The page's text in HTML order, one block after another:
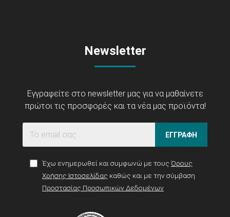
Newsletter
Εγγραφείτε στο newsletter μας για να μαθαίνετε
πρώτοι τις προσφορές και τα νέα μας προϊόντα!
ΕΓΓΡΑΦΗ
Έχω ενημερωθεί και συμφωνώ με τους Όρους
Χρήσης Ιστοσελίδας καθώς και με την σύμβαση
Προστασίας Προσωπικών Δεδομένων